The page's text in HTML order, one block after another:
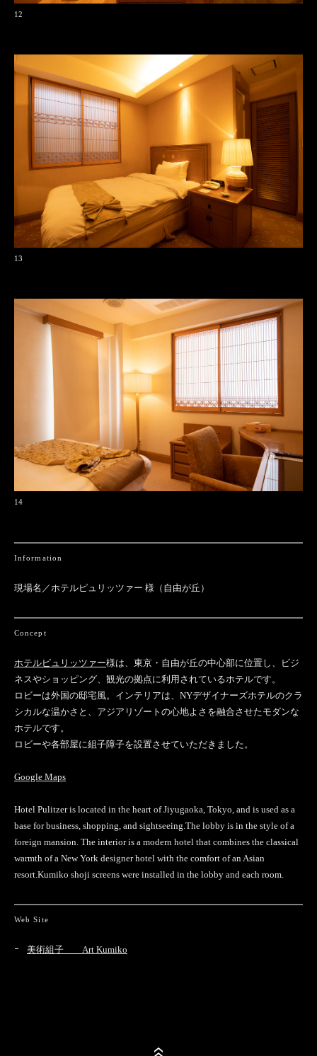
12
13
14
Information
現場名／ホテルピュリッツァー 様（自由が丘）
Concept
ホテルピュリッツァー様は、東京・自由が丘の中心部に位置し、ビジ
ネスやショッピング、観光の拠点に利用されているホテルです。
ロビーは外国の邸宅風。インテリアは、NYデザイナーズホテルのクラ
シカルな温かさと、アジアリゾートの心地よさを融合させたモダンな
ホテルです。
ロビーや各部屋に組子障子を設置させていただきました。
Google Maps
Hotel Pulitzer is located in the heart of Jiyugaoka, Tokyo, and is used as a
base for business, shopping, and sightseeing.The lobby is in the style of a
foreign mansion. The interior is a modern hotel that combines the classical
warmth of a New York designer hotel with the comfort of an Asian
resort.Kumiko shoji screens were installed in the lobby and each room.
Web Site
美術組子 Art Kumiko